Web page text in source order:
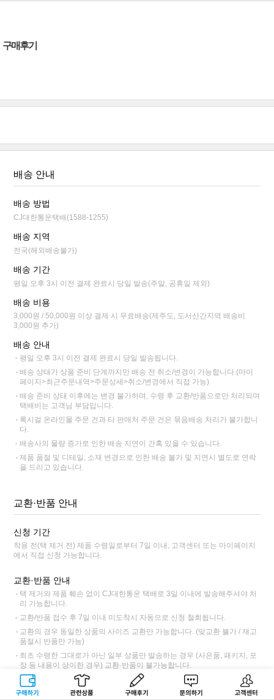
구매하기 관련상품 상품후기 문의하기 고객센터
구매후기
배송 안내
배송 방법
CJ대한통운택배(1588-1255)
배송 지역
전국(해외배송불가)
배송 기간
평일 오후 3시 이전 결제 완료시 당일 발송(주말, 공휴일 제외)
배송 비용
3,000원 / 50,000원 이상 결제 시 무료배송(제주도, 도서산간지역 배송비
3,000원 추가)
배송 안내
평일 오후 3시 이전 결제 완료시 당일 발송됩니다.
배송 상태가 상품 준비 단계까지만 배송 전 취소/변경이 가능합니다.(마이
페이지>최근주문내역>주문상세>취소/변경에서 직접 가능)
배송 준비 상태 이후에는 변경 불가하며, 수령 후 교환/반품으로만 처리되며
택배비는 고객님 부담입니다.
록시걸 온라인몰 주문 건과 타 판매처 주문 건은 묶음배송 처리가 불가합니
다.
배송사의 물량 증가로 인한 배송 지연이 간혹 있을 수 있습니다.
제품 품절 및 디테일, 소재 변경으로 인한 배송 불가 및 지연시 별도로 연락
을 드리고 있습니다.
교환·반품 안내
신청 기간
착용 전(택 제거 전) 제품 수령일로부터 7일 이내, 고객센터 또는 마이페이지
에서 직접 신청 가능합니다.
교환·반품 안내
택 제거와 제품 훼손 없이 CJ대한통운 택배로 3일 이내에 발송해주셔야 처
리 가능합니다.
교환/반품 접수 후 7일 이내 미도착시 자동으로 신청 철회됩니다.
교환의 경우 동일한 상품의 사이즈 교환만 가능합니다. (맞교환 불가 / 재고
품절시 반품만 가능)
최초 수령한 그대로가 아닌 일부 상품만 발송하는 경우 (사은품, 패키지, 포
장 등 내용이 상이한 경우) 교환·반품이 불가능합니다.
교환·반품불가 사전 고지 상품인 경우 교환·반품이 불가능합니다.
CJ대한통운 외 타택배 이용 시 택배 요금과 반품 주소가 상이하니 고객센터